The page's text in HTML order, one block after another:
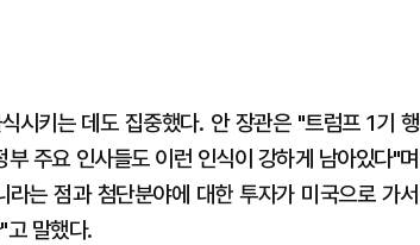
시키는 데도 집중했다. 안 장관은 "트럼프 1기 행
주요 인사들도 이런 인식이 강하게 남아있다"며
는 점과 첨단분야에 대한 투자가 미국으로 가서
고 말했다.